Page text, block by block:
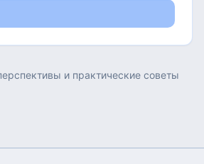
и практические советы